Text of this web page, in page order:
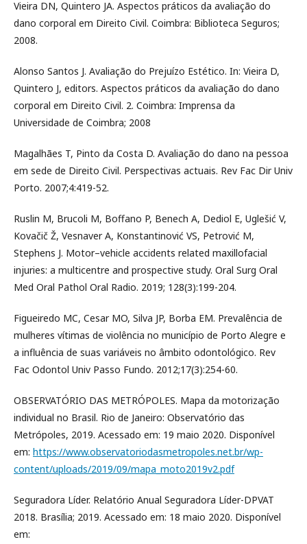
Vieira DN, Quintero JA. Aspectos práticos da avaliação do
dano corporal em Direito Civil. Coimbra: Biblioteca Seguros;
2008.
Alonso Santos J. Avaliação do Prejuízo Estético. In: Vieira D,
Quintero J, editors. Aspectos práticos da avaliação do dano
corporal em Direito Civil. 2. Coimbra: Imprensa da
Universidade de Coimbra; 2008
Magalhães T, Pinto da Costa D. Avaliação do dano na pessoa
em sede de Direito Civil. Perspectivas actuais. Rev Fac Dir Univ
Porto. 2007;4:419-52.
Ruslin M, Brucoli M, Boffano P, Benech A, Dediol E, Uglešić V,
Kovačič Ž, Vesnaver A, Konstantinović VS, Petrović M,
Stephens J. Motor–vehicle accidents related maxillofacial
injuries: a multicentre and prospective study. Oral Surg Oral
Med Oral Pathol Oral Radio. 2019; 128(3):199-204.
Figueiredo MC, Cesar MO, Silva JP, Borba EM. Prevalência de
mulheres vítimas de violência no município de Porto Alegre e
a influência de suas variáveis no âmbito odontológico. Rev
Fac Odontol Univ Passo Fundo. 2012;17(3):254-60.
OBSERVATÓRIO DAS METRÓPOLES. Mapa da motorização
individual no Brasil. Rio de Janeiro: Observatório das
Metrópoles, 2019. Acessado em: 19 maio 2020. Disponível
em: https://www.observatoriodasmetropoles.net.br/wp-
content/uploads/2019/09/mapa_moto2019v2.pdf
Seguradora Líder. Relatório Anual Seguradora Líder-DPVAT
2018. Brasília; 2019. Acessado em: 18 maio 2020. Disponível
em: